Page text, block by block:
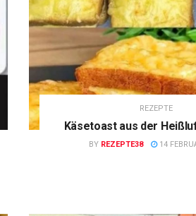
REZEPTE
Käsetoast aus der
BY REZEPTE38 14